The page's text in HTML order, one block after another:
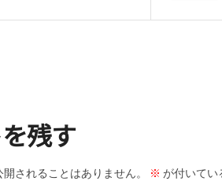
残す
されることはありません。 ※ が付いてい